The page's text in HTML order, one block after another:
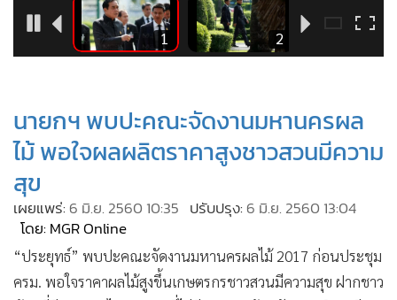
ต่างประเทศ
Special Scoop
• ชุมชน-คุณภาพชีวิต
• อาชญากรรม
• Motoring
• เกม
วิทยาศาสตร์
SMEs
• หุ้น
นายกฯ พบปะคณะจัดงานมหานครผล
ไม้ พอใจผลผลิตราคาสูงชาวสวนมีความ
สุข
เผยแพร่:6 มิ.ย. 2560 10:35 ปรับปรุง:6 มิ.ย. 2560 13:04
โดย: MGR Online
“ประยุทธ์” พบปะคณะจัดงานมหานครผลไม้ 2017 ก่อนประชุม
ครม. พอใจราคาผลไม้สูงขึ้นเกษตรกรชาวสวนมีความสุข ฝากชาว
1 2